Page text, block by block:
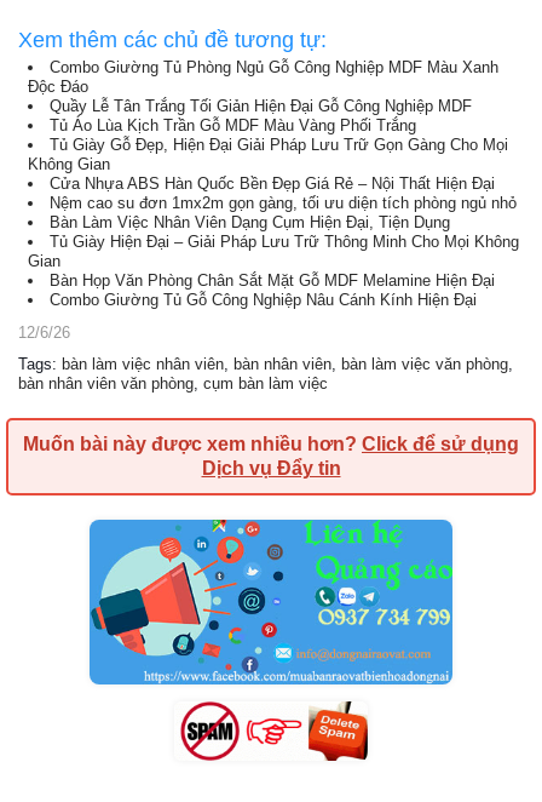
Xem thêm các chủ đề tương tự:
Combo Giường Tủ Phòng Ngủ Gỗ Công Nghiệp MDF Màu Xanh
Độc Đáo
Quầy Lễ Tân Trắng Tối Giản Hiện Đại Gỗ Công Nghiệp MDF
Tủ Áo Lùa Kịch Trần Gỗ MDF Màu Vàng Phối Trắng
Tủ Giày Gỗ Đẹp, Hiện Đại Giải Pháp Lưu Trữ Gọn Gàng Cho Mọi
Không Gian
Cửa Nhựa ABS Hàn Quốc Bền Đẹp Giá Rẻ – Nội Thất Hiện Đại
Nệm cao su đơn 1mx2m gọn gàng, tối ưu diện tích phòng ngủ nhỏ
Bàn Làm Việc Nhân Viên Dạng Cụm Hiện Đại, Tiện Dụng
Tủ Giày Hiện Đại – Giải Pháp Lưu Trữ Thông Minh Cho Mọi Không
Gian
Bàn Họp Văn Phòng Chân Sắt Mặt Gỗ MDF Melamine Hiện Đại
Combo Giường Tủ Gỗ Công Nghiệp Nâu Cánh Kính Hiện Đại
12/6/26
Tags: bàn làm việc nhân viên, bàn nhân viên, bàn làm việc văn phòng,
bàn nhân viên văn phòng, cụm bàn làm việc
Muốn bài này được xem nhiều hơn? Click để sử dụng
Dịch vụ Đẩy tin